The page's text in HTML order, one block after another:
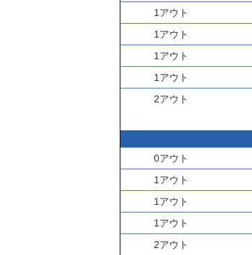
1アウト
1アウト
1アウト
1アウト
2アウト
0アウト
1アウト
1アウト
1アウト
2アウト